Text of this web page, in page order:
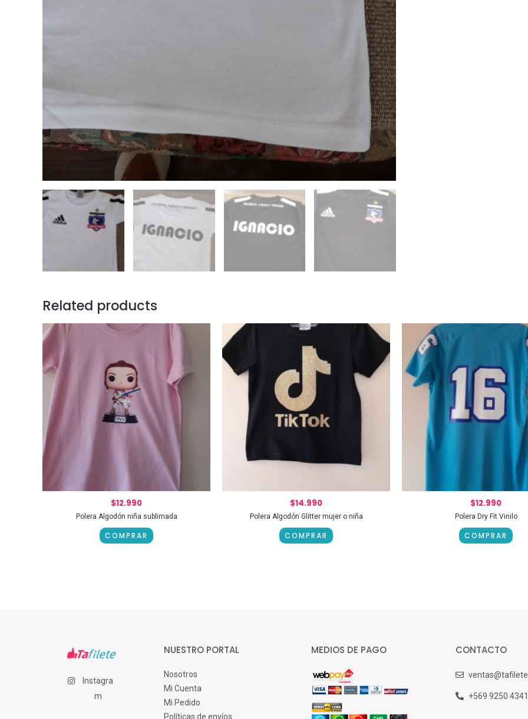
Related products
$12.990
Polera Algodón niña sublimada
COMPRAR
$14.990
Polera Algodón Glitter mujer o niña
COMPRAR
$12.990
Polera Dry Fit Vinilo
COMPRAR
Instagra
m
NUESTRO PORTAL
Nosotros
Mi Cuenta
Mi Pedido
Políticas de envíos
MEDIOS DE PAGO CONTACTO
+569 9250